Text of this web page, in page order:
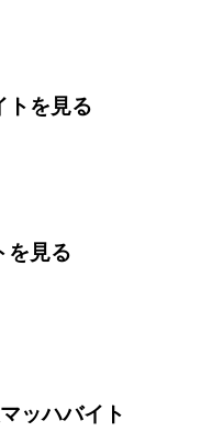
トを見る
を見る
ッハバイト